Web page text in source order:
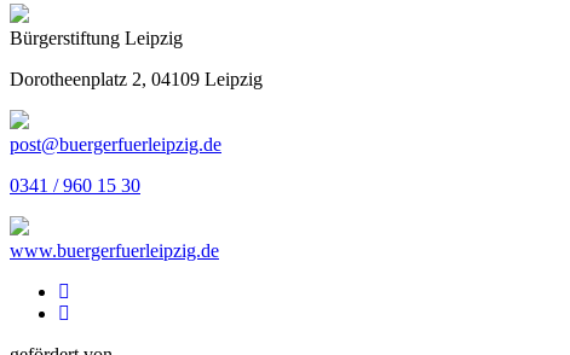
Bürgerstiftung Leipzig
Dorotheenplatz 2, 04109 Leipzig
post@buergerfuerleipzig.de
0341 / 960 15 30
www.buergerfuerleipzig.de